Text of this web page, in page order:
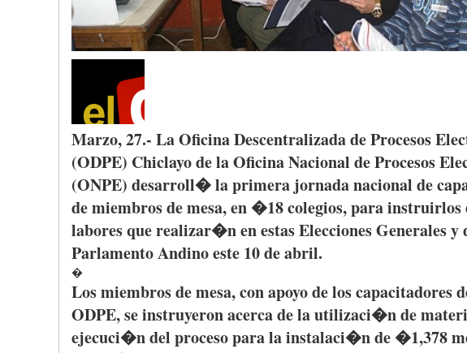
Marzo, 27.- LaOficinaDescentralizadadeProcesos
(ODPE) Chiclayode laOficinaNacional deProcesos
(ONPE) desarroll�laprimera jornadanacional de
demiembrosde mesa, en �18colegios,parainstruirlos
laboresquerealizar�nenestasEleccionesGeneralesy
ParlamentoAndinoeste 10 deabril.
�
Losmiembrosde mesa, conapoyode loscapacitadores
ODPE, seinstruyeronacercade lautilizaci�nde
ejecuci�ndel procesoparalainstalaci�nde �1,378